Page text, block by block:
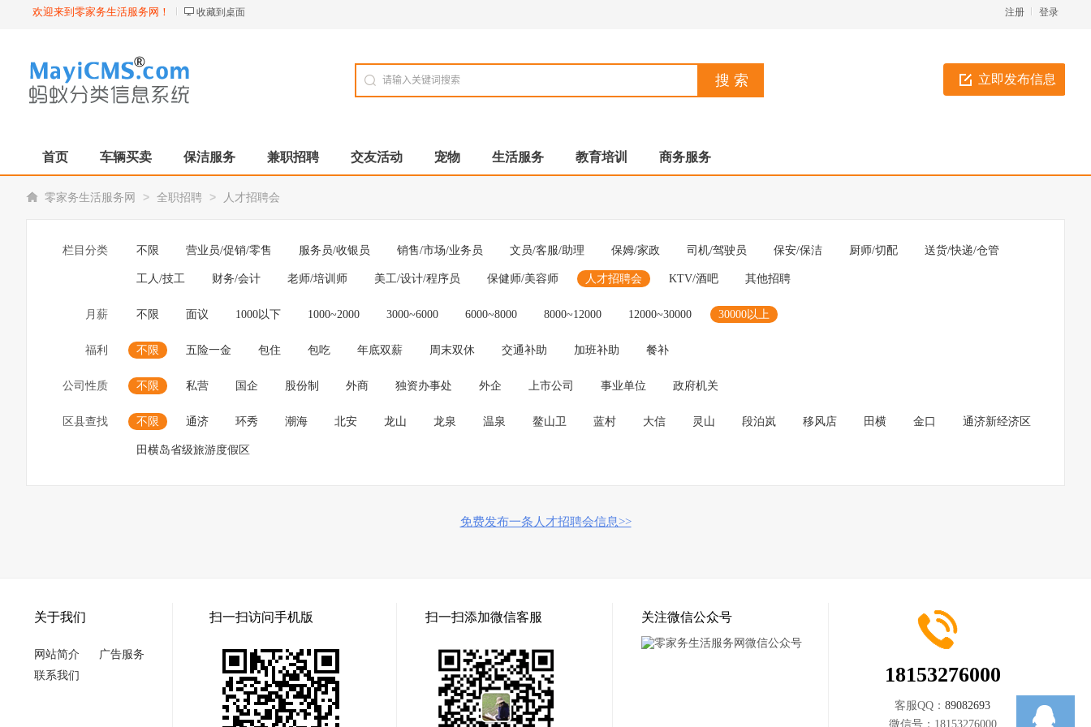
欢迎来到零家务生活服务网！ 收藏到桌面 登录
注册
立即发布信息
首页 车辆买卖 保洁服务 兼职招聘 交友活动 宠物 生活服务 教育培训 商务服务
零家务生活服务网 > 全职招聘 > 人才招聘会
栏目分类 不限 营业员/促销/零售 服务员/收银员 销售/市场/业务员 文员/客服/助理 保姆/家政 司机/驾驶员 保安/保洁 厨师/切配 送货/快递/仓管
工人/技工 财务/会计 老师/培训师 美工/设计/程序员 保健师/美容师 人才招聘会 KTV/酒吧 其他招聘
月薪 不限 面议 1000以下 1000~2000 3000~6000 6000~8000 8000~12000 12000~30000 30000以上
福利 不限 五险一金 包住 包吃 年底双薪 周末双休 交通补助 加班补助 餐补
公司性质 不限 私营 国企 股份制 外商 独资办事处 外企 上市公司 事业单位 政府机关
区县查找 不限 通济 环秀 潮海 北安 龙山 龙泉 温泉 鳌山卫 蓝村 大信 灵山 段泊岚 移风店 田横 金口 通济新经济区
田横岛省级旅游度假区
免费发布一条人才招聘会信息>>
关于我们
网站简介
广告服务
联系我们
扫一扫访问手机版 扫一扫添加微信客服 关注微信公众号
18153276000
客服QQ： 89082693
微信号： 18153276000